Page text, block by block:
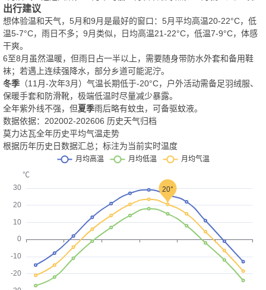
出行建议
想体验温和天气，5月和9月是最好的窗口：5月平均高温20-22°C，低
温5-7°C，雨日不多；9月类似，日均高温21-22°C，低温7-9°C，体感
干爽。
6至8月虽然温暖，但雨日占一半以上，需要随身带防水外套和备用鞋
袜；若遇上连续强降水，部分乡道可能泥泞。
冬季 （11月-次年3月）气温长期低于-20°C，户外活动需备足羽绒服、
保暖手套和防滑靴，极端低温时尽量减少暴露。
全年紫外线不强，但夏季雨后略有蚊虫，可备驱蚊液。
数据依据：202002-202606 历史天气归档
莫力达瓦全年历史平均气温走势
根据历年历史日数据汇总；标注为当前实时温度